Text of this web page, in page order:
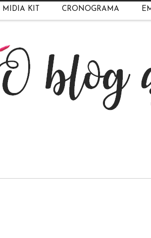
MIDIA KIT CRONOGRAMA